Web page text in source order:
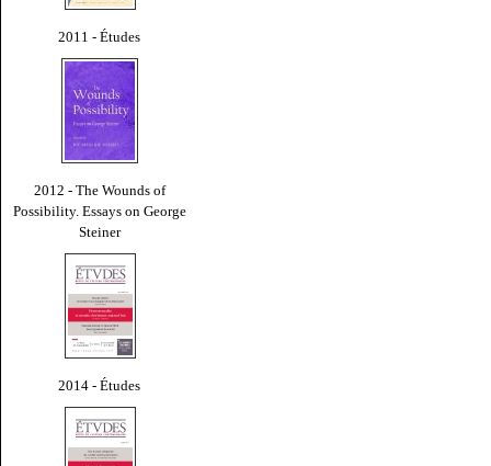
2011 - Études
2012 - The Wounds of
Possibility. Essays on George
Steiner
2014 - Études